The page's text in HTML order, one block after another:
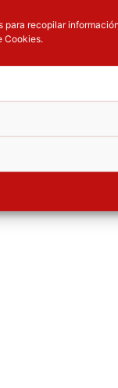
recopilar
Cookies.